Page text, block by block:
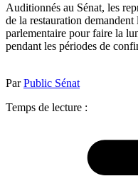
Auditionnés au Sénat, les
de la restauration
parlementaire pour faire la
pendant les périodes de
ParPublic Sénat
Temps de lecture :